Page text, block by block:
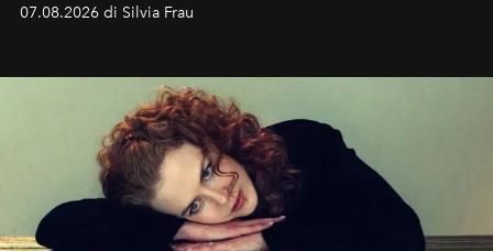
07.08.2026 di Silvia Frau